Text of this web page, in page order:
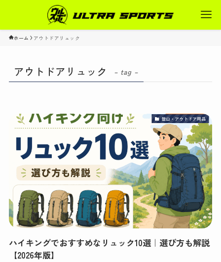
ホーム アウトドアリュック
アウトドアリュック – tag –
登山・アウトドア用品
ハイキングでおすすめなリュック10選｜選び方も解説
【2026年版】